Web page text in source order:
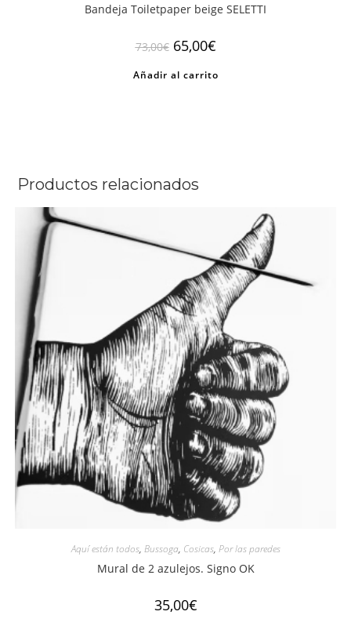
Bandeja Toiletpaper beige SELETTI
73,00€ El
precio
era:
65,00€El
precio
es:
Añadir al carrito
Productos relacionados
Aquí están todos, Bussoga, Cosicas, Por las paredes
Mural de 2 azulejos. Signo OK
35,00€